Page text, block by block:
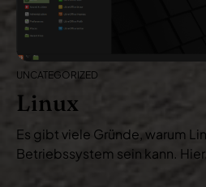
UNCATEGORIZED
Linux
Es gibt viele Gründe, warum
Betriebssystem sein kann.